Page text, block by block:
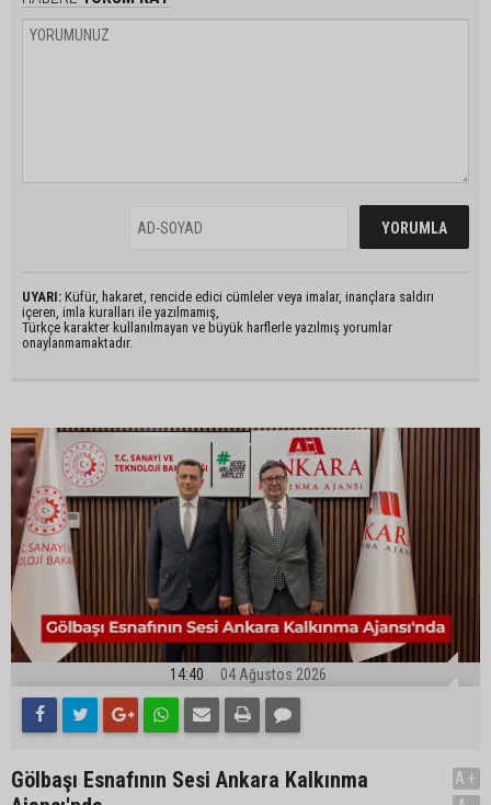
UYARI: Küfür, hakaret, rencide edici cümleler veya imalar, inançlara saldırı
içeren, imla kuralları ile yazılmamış,
Türkçe karakter kullanılmayan ve büyük harflerle yazılmış yorumlar
onaylanmamaktadır.
14:40 04 Ağustos 2026
Gölbaşı Esnafının Sesi Ankara Kalkınma
A+